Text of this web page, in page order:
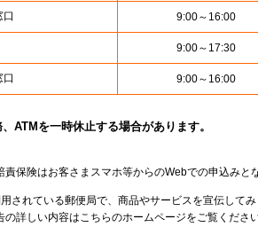
口 9:00～16:00
9:00～17:30
口 9:00～16:00
ATMを一時休止する場合があります。
保険はお客さまスマホ等からのWebでの申込みと
されている郵便局で、商品やサービスを宣伝して
詳しい内容はこちらのホームページをご覧くださ